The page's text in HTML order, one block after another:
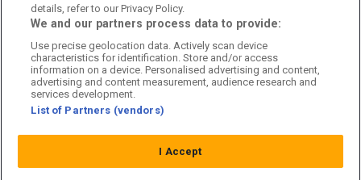
Personuppgiftspolicy
Cookiepolicy
Arkiv
details, refer to our Privacy Policy.
We and our partners process data to provide:
Use precise geolocation data. Actively scan device
characteristics for identification. Store and/or access
information on a device. Personalised advertising and content,
advertising and content measurement, audience research and
services development.
List of Partners (vendors)
I Accept